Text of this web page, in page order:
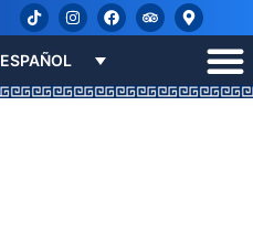
ESPAÑOL